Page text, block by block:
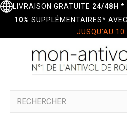
LIVRAISON GRATUITE 24/48H *
10% SUPPLÉMENTAIRES*
JUSQU'AU